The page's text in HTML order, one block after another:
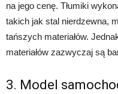
na jego cenę. Tłumiki
takich jak stal nierdzewna,
tańszych materiałów.
materiałów zazwyczaj są
3. Model